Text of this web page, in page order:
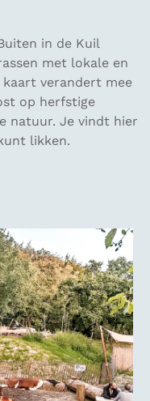
in de Kuil
met lokale en
verandert mee
op herfstige
natuur. Je vindt hier
likken.